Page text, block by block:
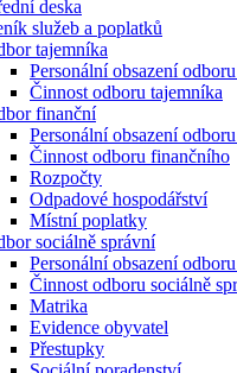
deska
služeb a poplatků
tajemníka
Personální obsazení
Činnost odboru tajemníka
finanční
Personální obsazení
Činnost odboru finančního
Rozpočty
Odpadové hospodářství
Místní poplatky
sociálně správní
Personální obsazení
Činnost odboru sociálně
Matrika
Evidence obyvatel
Přestupky